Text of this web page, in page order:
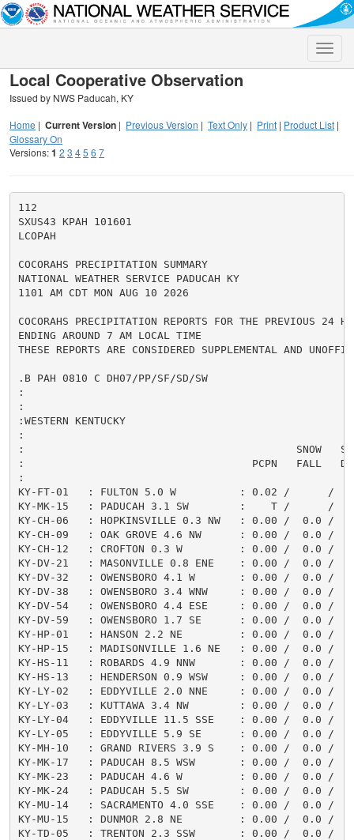
Toggle
Local Cooperative Observation
Issued by NWS Paducah, KY
Home | Current Version | Previous Version | Text Only | Print | Product List |
Glossary On
Versions:1 2 3 45 6 7
112
SXUS43 KPAH 101601
LCOPAH
COCORAHS PRECIPITATION SUMMARY
NATIONAL WEATHER SERVICE PADUCAH KY
1101 AM CDT MON AUG 10 2026
COCORAHS PRECIPITATION REPORTS FOR THE PREVIOUS 24
ENDING AROUND 7 AM LOCAL TIME
THESE REPORTS ARE CONSIDERED SUPPLEMENTAL AND
.B PAH 0810 C DH07/PP/SF/SD/SW
:
:
:WESTERN KENTUCKY
:
:                                           SNOW   SNOW
:                                    PCPN   FALL
:
KY-FT-01   : FULTON 5.0 W          : 0.02 /      /
KY-MK-15   : PADUCAH 3.1 SW        :    T /      /
KY-CH-06   : HOPKINSVILLE 0.3 NW   : 0.00 /  0.0
KY-CH-09   : OAK GROVE 4.6 NW      : 0.00 /  0.0
KY-CH-12   : CROFTON 0.3 W         : 0.00 /  0.0 /
KY-DV-21   : MASONVILLE 0.8 ENE    : 0.00 /  0.0
KY-DV-32   : OWENSBORO 4.1 W       : 0.00 /  0.0
KY-DV-38   : OWENSBORO 3.4 WNW     : 0.00 /  0.0
KY-DV-54   : OWENSBORO 4.4 ESE     : 0.00 /  0.0
KY-DV-59   : OWENSBORO 1.7 SE      : 0.00 /  0.0
KY-HP-01   : HANSON 2.2 NE         : 0.00 /  0.0 /
KY-HP-15   : MADISONVILLE 1.6 NE   : 0.00 /  0.0 /
KY-HS-11   : ROBARDS 4.9 NNW       : 0.00 /  0.0
KY-HS-13   : HENDERSON 0.9 WSW     : 0.00 /  0.0
KY-LY-02   : EDDYVILLE 2.0 NNE     : 0.00 /  0.0 /
KY-LY-03   : KUTTAWA 3.4 NW        : 0.00 /  0.0 /
KY-LY-04   : EDDYVILLE 11.5 SSE    : 0.00 /  0.0 /
KY-LY-05   : EDDYVILLE 5.9 SE      : 0.00 /  0.0 /
KY-MH-10   : GRAND RIVERS 3.9 S    : 0.00 /  0.0
KY-MK-17   : PADUCAH 8.5 WSW       : 0.00 /  0.0
KY-MK-23   : PADUCAH 4.6 W         : 0.00 /  0.0 /
KY-MK-24   : PADUCAH 5.5 SW        : 0.00 /  0.0 /
KY-MU-14   : SACRAMENTO 4.0 SSE    : 0.00 /  0.0
KY-MU-15   : DUNMOR 2.8 NE         : 0.00 /  0.0 /
KY-TD-05   : TRENTON 2.3 SSW       : 0.00 /  0.0 /